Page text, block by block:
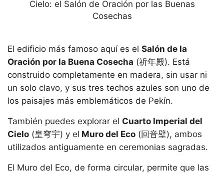
Cielo: el Salón de Oración por las Buenas
Cosechas
El edificio más famoso aquí es el Salón de la
Oración por la Buena Cosecha (祈年殿). Está
construido completamente en madera, sin usar ni
un solo clavo, y sus tres techos azules son uno de
los paisajes más emblemáticos de Pekín.
También puedes explorar el Cuarto Imperial del
Cielo (皇穹宇) y el Muro del Eco (回音壁), ambos
utilizados antiguamente en ceremonias sagradas.
El Muro del Eco, de forma circular, permite que las